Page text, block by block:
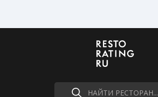
НАЙТИ РЕСТОРАН...